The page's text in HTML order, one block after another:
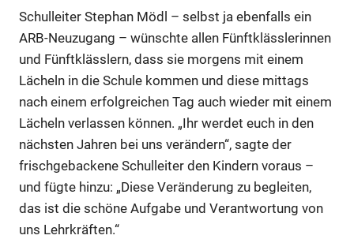
Schulleiter Stephan Mödl – selbst ja ebenfalls ein
ARB-Neuzugang – wünschte allen Fünftklässlerinnen
und Fünftklässlern, dass sie morgens mit einem
Lächeln in die Schule kommen und diese mittags
nach einem erfolgreichen Tag auch wieder mit einem
Lächeln verlassen können. „Ihr werdet euch in den
nächsten Jahren bei uns verändern“, sagte der
frischgebackene Schulleiter den Kindern voraus –
und fügte hinzu: „Diese Veränderung zu begleiten,
das ist die schöne Aufgabe und Verantwortung von
uns Lehrkräften.“